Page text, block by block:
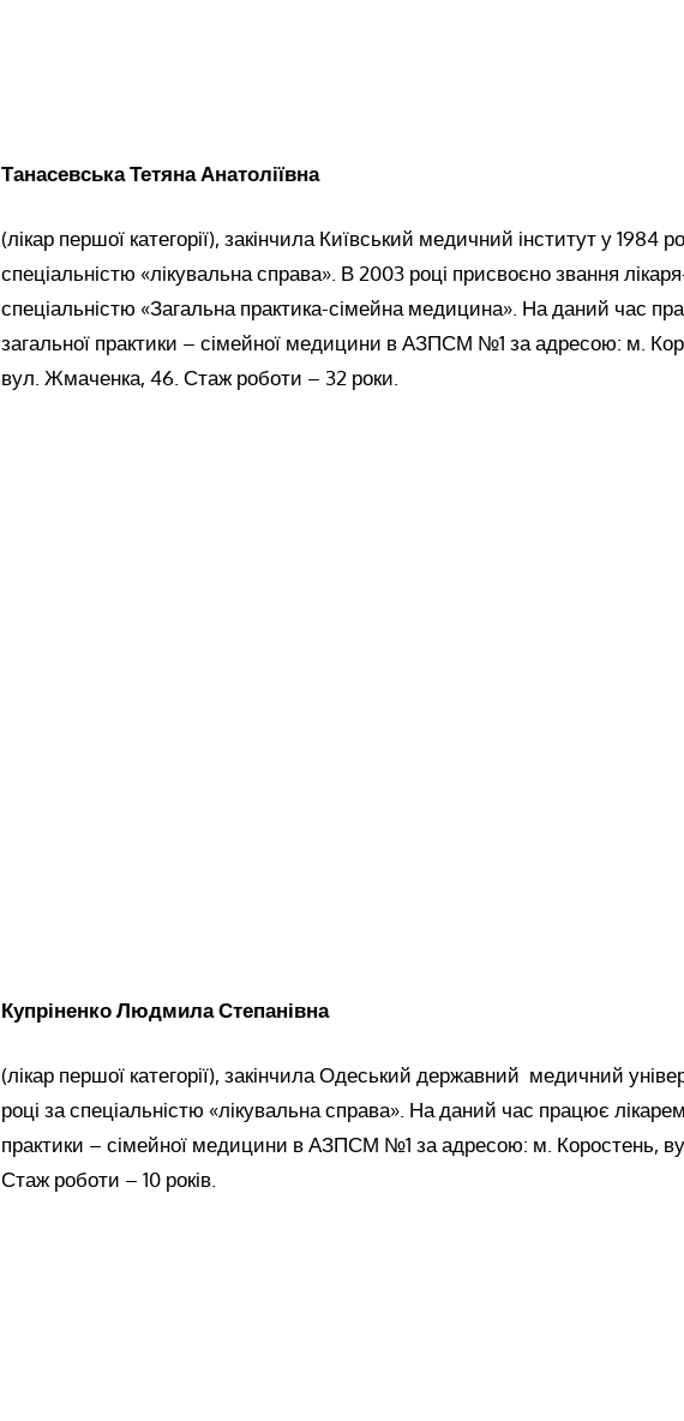
Танасевська Тетяна Анатоліївна
(лікар першої категорії), закінчила Київський медичний інститут у 1984
спеціальністю «лікувальна справа». В 2003 році присвоєно звання
спеціальністю «Загальна практика-сімейна медицина». На даний час
загальної практики – сімейної медицини в АЗПСМ №1 за адресою: м.
вул. Жмаченка, 46. Стаж роботи – 32 роки.
Купріненко Людмила Степанівна
(лікар першої категорії), закінчила Одеський державний медичний
році за спеціальністю «лікувальна справа». На даний час працює
практики – сімейної медицини в АЗПСМ №1 за адресою: м. Коростень,
Стаж роботи – 10 років.